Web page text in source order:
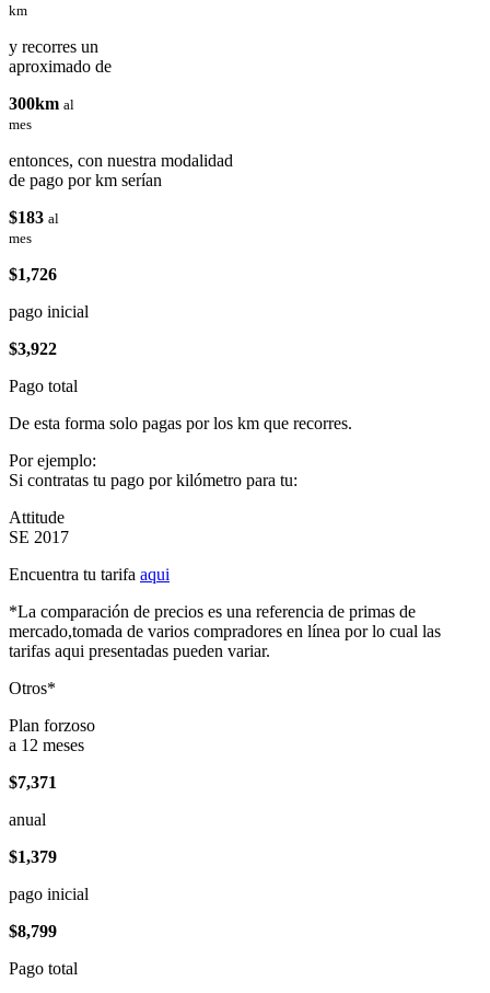
km
y recorres un
aproximado de
300km al
mes
entonces, con nuestra modalidad
de pago por km serían
$183 al
mes
$1,726
pago inicial
$3,922
Pago total
De esta forma solo pagas por los km que recorres.
Por ejemplo:
Si contratas tu pago por kilómetro para tu:
Attitude
SE 2017
Encuentra tu tarifa aqui
*La comparación de precios es una referencia de primas de
mercado,tomada de varios compradores en línea por lo cual las
tarifas aqui presentadas pueden variar.
Otros*
Plan forzoso
a 12 meses
$7,371
anual
$1,379
pago inicial
$8,799
Pago total